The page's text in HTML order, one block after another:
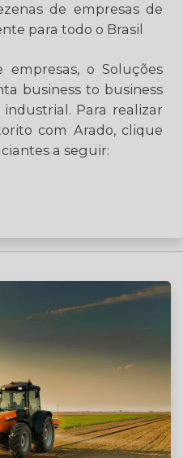
de empresas de
para todo o Brasil
empresas, o Soluções
business to business
Para realizar
com Arado, clique
a seguir: